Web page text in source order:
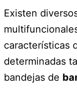
Existen
características
determinadas
bandejas de